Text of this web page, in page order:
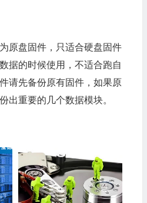
原盘固件，只适合硬盘固件
据的时候使用，不适合跑自
请先备份原有固件，如果原
出重要的几个数据模块。